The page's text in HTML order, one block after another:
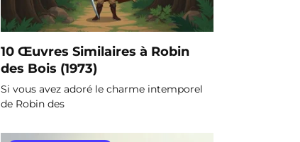
10 Œuvres Similaires à Robin
des Bois (1973)
Si vous avez adoré le charme intemporel
de Robin des